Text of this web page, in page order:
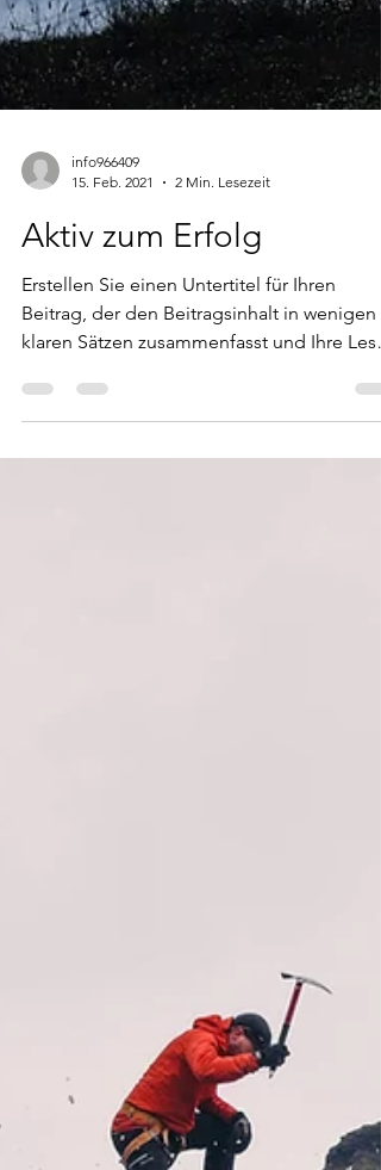
15. Feb. 2021
2 Min. Lesezeit
Aktiv zum Erfolg
Erstellen Sie einen Untertitel für Ihren
klaren Sätzen zusammenfasst und Ihre Leser
dazu...